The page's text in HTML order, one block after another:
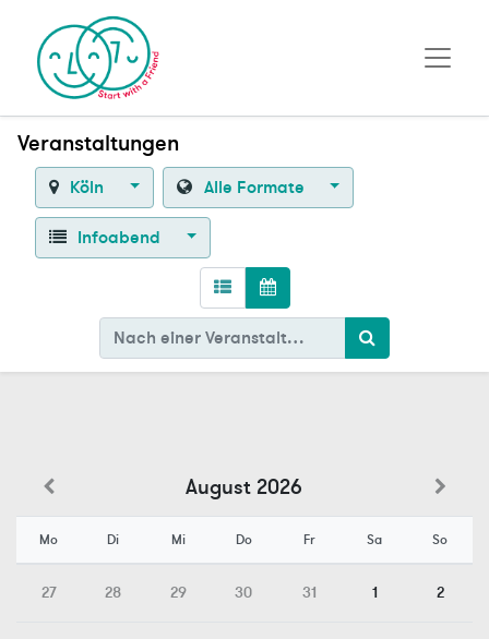
Veranstaltungen
Köln Alle Formate
Infoabend
August 2026
Mo Di Mi Do Fr Sa So
27 28 29 30 31 1 2